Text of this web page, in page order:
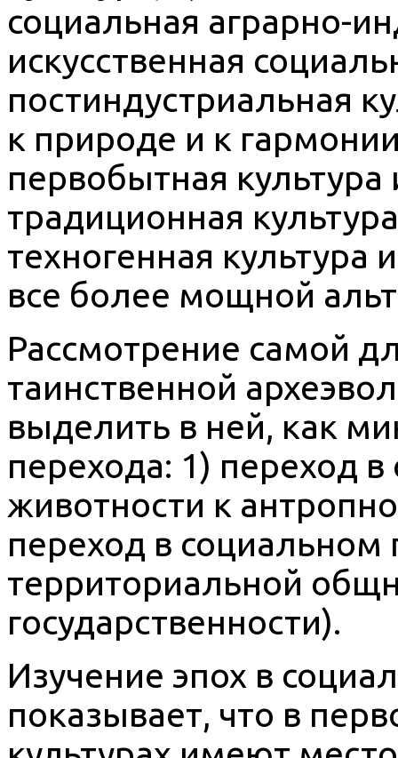
социальная аграрно-
искусственная
постиндустриальная
к природе и к
первобытная
традиционная
техногенная культура
все более мощной
Рассмотрение самой
таинственной
выделить в ней, как
перехода: 1) переход
животности к
переход в социальном
территориальной
государственности).
Изучение эпох в
показывает, что в